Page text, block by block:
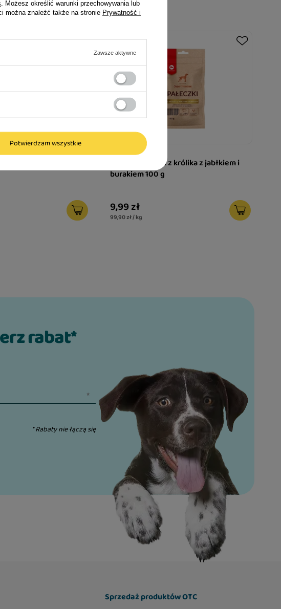
Maced pałeczki z królika z jabłkiem i
burakiem 100 g
9,99 zł
99,90 zł / kg
rabat*
* Rabaty nie łączą się
Sprzedaż produktów OTC
. Możesz określić warunki przechowywania lub
można znaleźć także na stronie Prywatność i
Zawsze aktywne
Potwierdzam wszystkie